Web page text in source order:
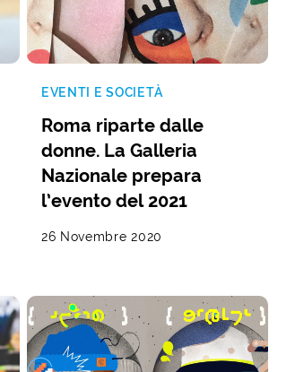
EVENTI E SOCIETÀ
Roma riparte dalle
donne. La Galleria
Nazionale prepara
l’evento del 2021
26 Novembre 2020